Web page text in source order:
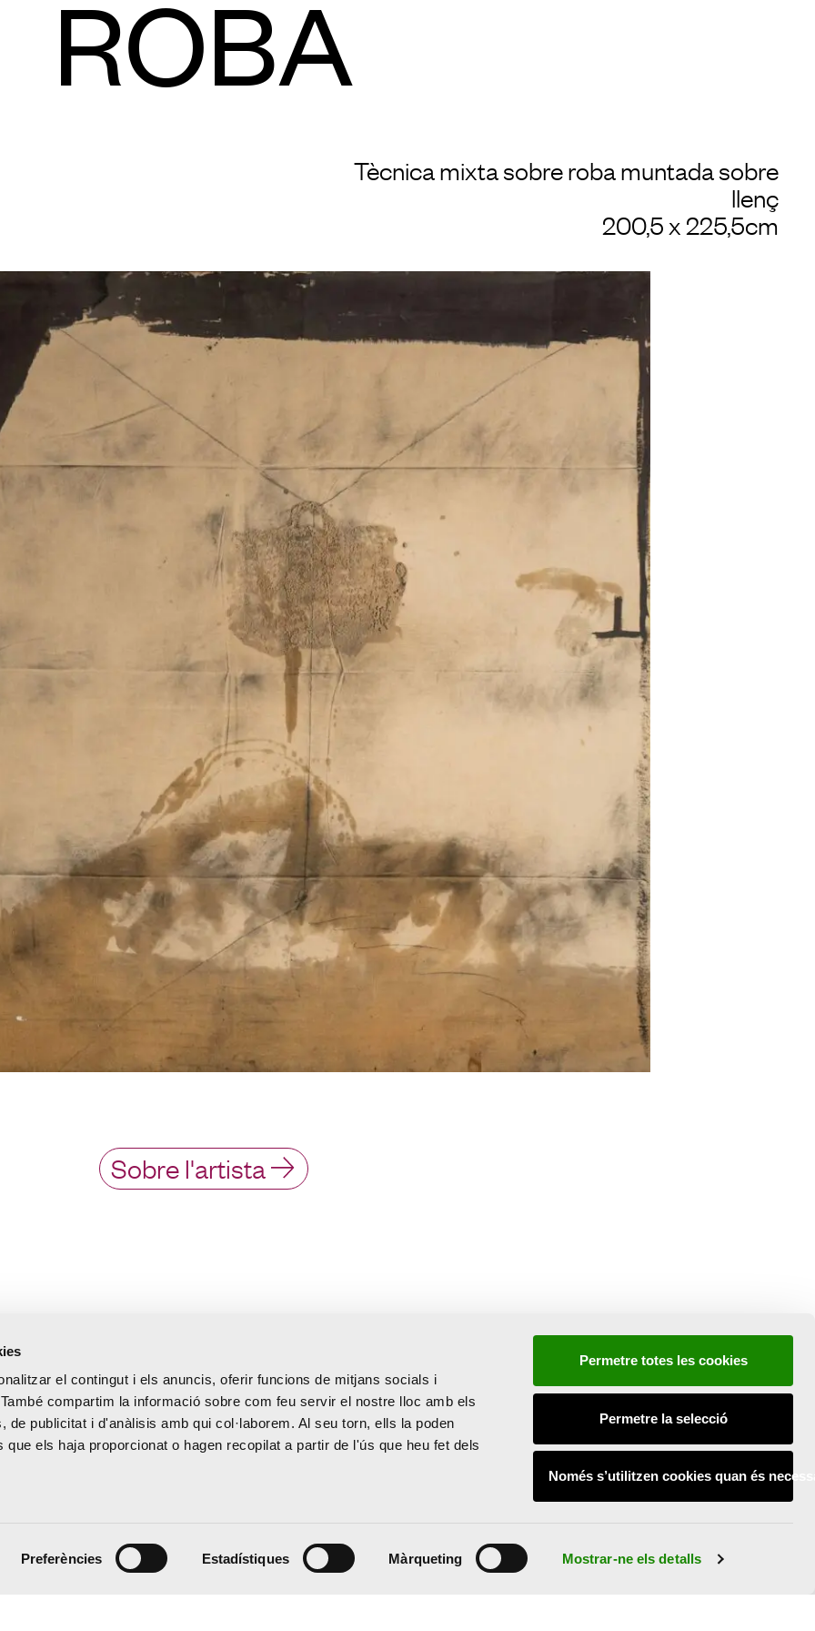
el contingut i els anuncis, oferir funcions de mitjans socials i
compartim la informació sobre com feu servir el nostre lloc amb els
de publicitat i d'anàlisis amb qui col·laborem. Al seu torn, ells la poden
que els haja proporcionat o hagen recopilat a partir de l'ús que heu fet dels
Preferències Estadístiques Màrqueting Mostrar-ne els detalls
Permetre totes les cookies
Permetre la selecció
Només s’utilitzen cookies quan és
ROBA
Tècnica mixta sobre roba muntada sobre
llenç
200,5 x 225,5cm
Sobre l'artista